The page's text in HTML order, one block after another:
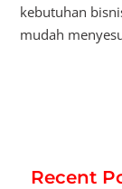
kebutuhan
mudah
Recent